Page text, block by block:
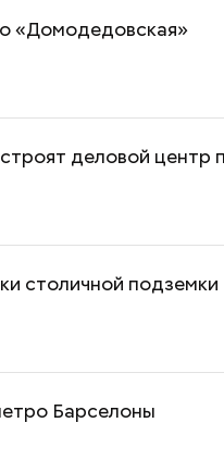
«Домодедовская»
деловой центр
столичной подземки
Барселоны